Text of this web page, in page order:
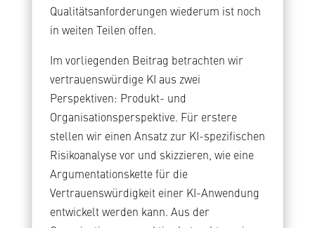
Qualitätsanforderungen wiederum ist noch
in weiten Teilen offen.
Im vorliegenden Beitrag betrachten wir
vertrauenswürdige KI aus zwei
Perspektiven: Produkt- und
Organisationsperspektive. Für erstere
stellen wir einen Ansatz zur KI-spezifischen
Risikoanalyse vor und skizzieren, wie eine
Argumentationskette für die
Vertrauenswürdigkeit einer KI-Anwendung
entwickelt werden kann. Aus der